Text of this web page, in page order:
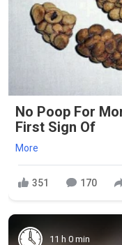
No Poop For
First Sign Of
More
351 170
11 h 0 min